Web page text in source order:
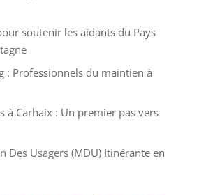
soutenir les aidants du Pays
: Professionnels du maintien à
à Carhaix : Un premier pas vers
Des Usagers (MDU) Itinérante en